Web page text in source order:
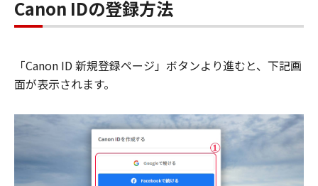
Canon IDの登録方法
「Canon ID 新規登録ページ」ボタンより進むと、下記画
面が表示されます。